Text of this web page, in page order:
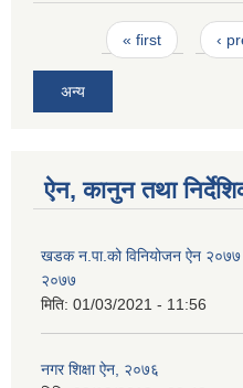
Pages« first ‹
अन्य
ऐन, कानुन तथा
खडक न‍.पा.को विनियोजन ऐन २०७७
२०७७
मिति: 01/03/2021 - 11:56
नगर शिक्षा ऐन, २०७६